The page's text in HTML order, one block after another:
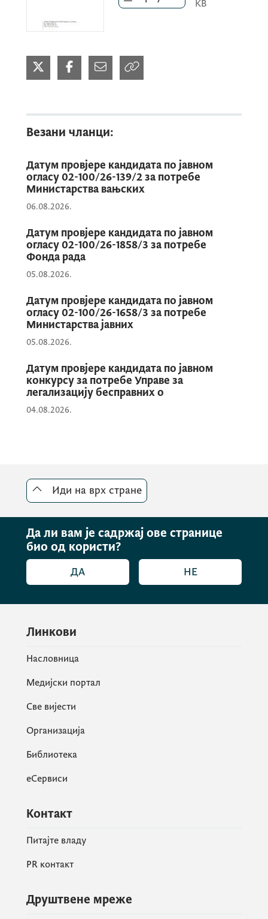
KB
Везани чланци:
Датум провјере кандидата по јавном
огласу 02-100/26-139/2 за потребе
Министарства вањских
06.08.2026.
Датум провјере кандидата по јавном
огласу 02-100/26-1858/3 за потребе
Фонда рада
05.08.2026.
Датум провјере кандидата по јавном
огласу 02-100/26-1658/3 за потребе
Министарства јавних
05.08.2026.
Датум провјере кандидата по јавном
конкурсу за потребе Управе за
легализацију бесправних о
04.08.2026.
Иди на врх стране
Да ли вам је садржај ове странице
био од користи?
ДА НЕ
Линкови
Насловница
Медијски портал
Све вијести
Организација
Библиотека
еСервиси
Контакт
Питајте владу
PR контакт
Друштвене мреже